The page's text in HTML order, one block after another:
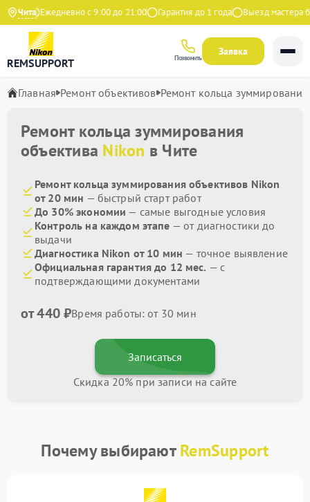
ЧитаЕжедневно с 9:00 до 21:00 Гарантия до 1 года Выезд мастера
REMSUPPORT Позвонить
Заявка
Главная Ремонт объективов Ремонт кольца зуммирования
Ремонт кольца зуммирования
объектива Nikon в Чите
Ремонт кольца зуммирования объективов Nikon
от 20 мин — быстрый старт работ
До 30% экономии — самые выгодные условия
Контроль на каждом этапе — от диагностики до
выдачи
Диагностика Nikon от 10 мин — точное выявление
Официальная гарантия до 12 мес. — с
подтверждающими документами
от 440 ₽Время работы: от 30 мин
Записаться
Скидка 20% при записи на сайте
Почему выбираютRemSupport